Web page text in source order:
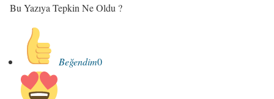
Bu Yazıya Tepkin Ne Oldu ?
Beğendim0